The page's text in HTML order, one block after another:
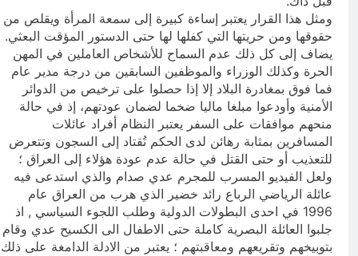
ومثل هذا القرار يعتبر إساءة كبيرة إلى سمعة المرأة ويقلص من
حقوقها ومن حريتها التي كفلها لها حتى الدستور المؤقت البعثي.
يضاف إلى كل ذلك عدم السماح للأشخاص العاملين في المهن
الحرة وكذلك الوزراء والموظفين السابقين من درجة مدير عام
فما فوق بمغادرة البلاد إلا إذا حصلوا على ترخيص من الدوائر
الأمنية وأودعوا مبلغا ماليا ضخما لضمان عودتهم، إذ في حالة
منحهم موافقات على السفر يعتبر النظام أفراد عائلات
المسافرين بمثابة رهائن لدى الحكم تُقتاد إلى السجون وتتعرض
للتعذيب أو حتى القتل في حالة عدم عودة هؤلاء إلى العراق ؛
ولعل الفيديو المسرب للمجرم عدي صدام والذي استدعى فيه
عائلة الرياضي الرباع رائد خضير الذي هرب من العراق عام
1996 في احدى البطولات الدولية وطلب اللجوء السياسي , اذ
جلبوا العائلة البصرية كاملة حتى الاطفال الى الكسيح عدي وقام
بتوبيخهم وتقريعهم ومعاقبتهم ؛ يعتبر من الادلة الدامغة على ذلك